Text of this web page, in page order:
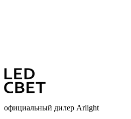
официальный дилер Arlight